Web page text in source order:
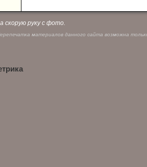
руку с фото.
материалов данного сайта возможна